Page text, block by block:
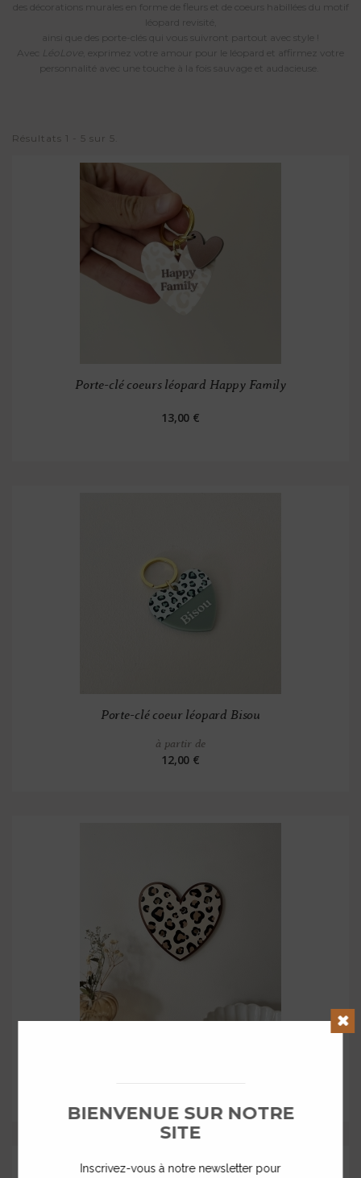
des décorations murales en forme de fleurs et de coeurs habillées du motif
léopard revisité,
ainsi que des porte-clés qui vous suivront partout avec style !
Avec
LéoLove
, exprimez votre amour pour le léopard et affirmez votre
personnalité avec une touche à la fois sauvage et audacieuse.
Résultats 1 - 5 sur 5.
Porte-clé coeurs léopard Happy Family
13,00 €
Porte-clé coeur léopard Bisou
à partir de
12,00 €
BIENVENUE SUR NOTRE
SITE
Inscrivez-vous à notre newsletter pour